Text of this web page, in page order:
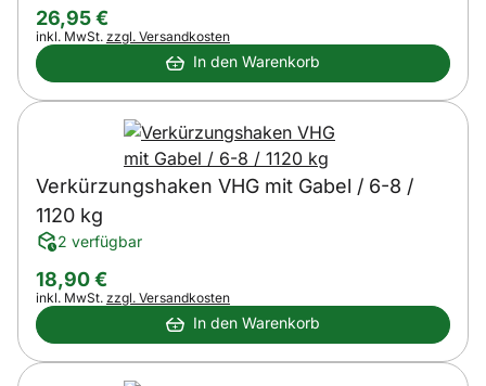
26,95€
Steuerhinweis:
inkl. MwSt. zzgl. Versandkosten
In den Warenkorb
Verkürzungshaken VHG mit Gabel / 6-8 /
1120 kg
2 verfügbar
18,90€
Steuerhinweis:
inkl. MwSt. zzgl. Versandkosten
In den Warenkorb